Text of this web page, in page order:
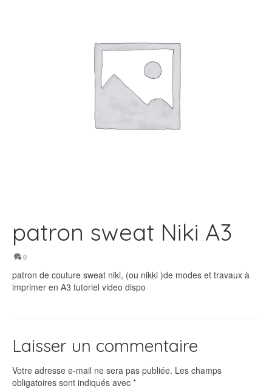
patron sweat Niki A3
0
patron de couture sweat niki, (ou nikki )de modes et travaux à
imprimer en A3 tutoriel video dispo
Laisser un commentaire
Votre adresse e-mail ne sera pas publiée. Les champs
obligatoires sont indiqués avec *